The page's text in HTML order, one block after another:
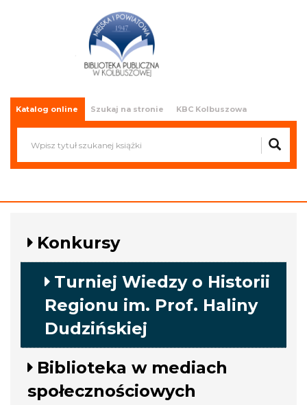
Miejska i Powiatowa Biblioteka
Publiczna w Kolbuszowej
Katalog online Szukaj na stronie KBC Kolbuszowa
Konkursy
Turniej Wiedzy o Historii
Regionu im. Prof. Haliny
Dudzińskiej
Biblioteka w mediach
społecznościowych